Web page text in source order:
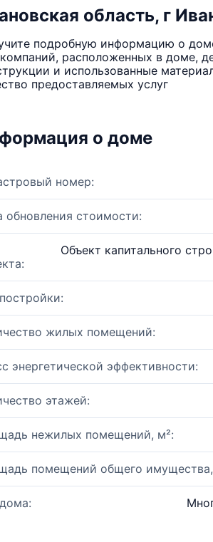
область, г
подробную информацию о
расположенных в доме,
и использованные
предоставляемых услуг
о доме
номер:
обновления стоимости:
Объект капитального
жилых помещений:
энергетической эффективности:
этажей:
нежилых помещений, м²:
помещений общего